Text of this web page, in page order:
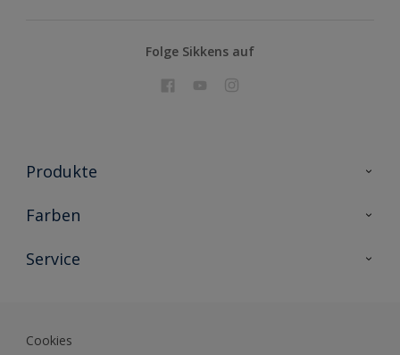
Folge Sikkens auf
Produkte
Holzschutz
Metallschutz
Farben
Farbkollektionen
Farb-Tools
Service
Sikkens Akademie
Cookies